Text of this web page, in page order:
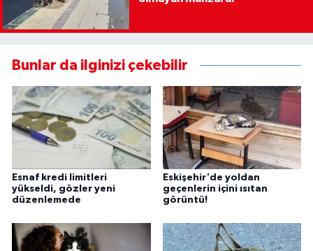
Bunlar da ilginizi çekebilir
Esnaf kredi limitleri
yükseldi, gözler yeni
düzenlemede
Eskişehir'de yoldan
geçenlerin içini ısıtan
görüntü!